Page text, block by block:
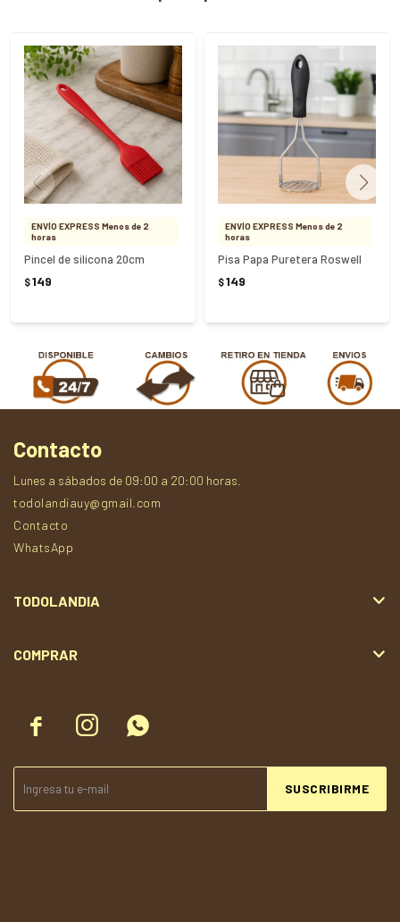
ENVÍO EXPRESS Menos de 2
horas
Pincel de silicona 20cm
$149
ENVÍO EXPRESS Menos de 2
horas
Pisa Papa Puretera Roswell
$149
  
SUSCRIBIRME
Contacto
Lunes a sábados de 09:00 a 20:00 horas.
todolandiauy@gmail.com
Contacto
WhatsApp
TODOLANDIA
COMPRAR